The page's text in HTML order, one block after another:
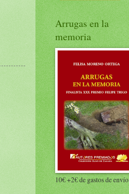
Arrugas en la
memoria
10€ +2€ de gastos de envío